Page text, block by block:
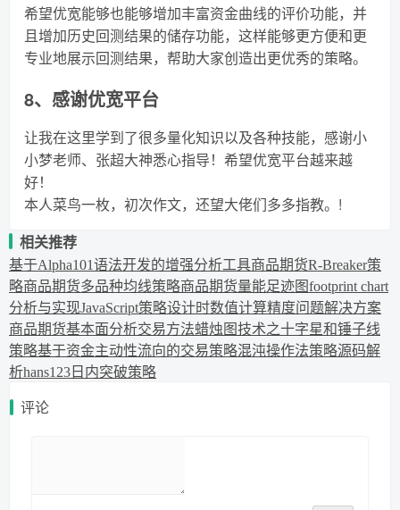
希望优宽能够也能够增加丰富资金曲线的评价功能，并
且增加历史回测结果的储存功能，这样能够更方便和更
专业地展示回测结果，帮助大家创造出更优秀的策略。
8、感谢优宽平台
让我在这里学到了很多量化知识以及各种技能，感谢小
小梦老师、张超大神悉心指导！希望优宽平台越来越
好！
本人菜鸟一枚，初次作文，还望大佬们多多指教。!
相关推荐
基于Alpha101语法开发的增强分析工具商品期货R-Breaker策
略商品期货多品种均线策略商品期货量能足迹图footprint chart
分析与实现JavaScript策略设计时数值计算精度问题解决方案
商品期货基本面分析交易方法蜡烛图技术之十字星和锤子线
策略基于资金主动性流向的交易策略混沌操作法策略源码解
析hans123日内突破策略
评论